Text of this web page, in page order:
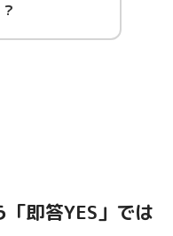
即答YES」では